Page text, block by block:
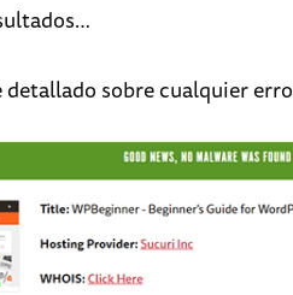
sobre cualquier